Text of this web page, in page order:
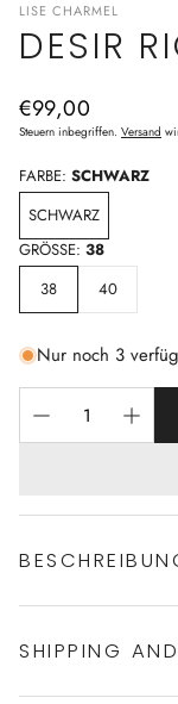
LISE CHARMEL
DESIR
Normaler
Preis
€99,00
Steuern inbegriffen. Versand
FARBE: SCHWARZ
SCHWARZ
GRÖSSE: 38
38
40
Nur noch 3
SHIPPING